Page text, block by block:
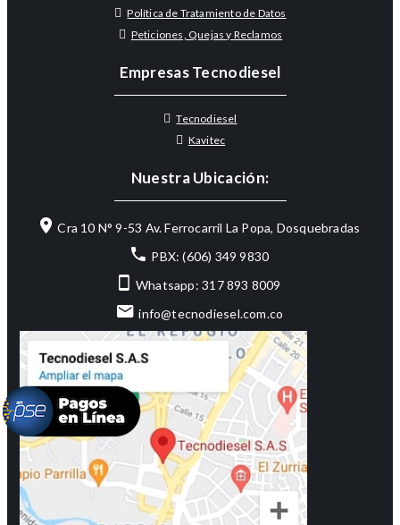
Política de Tratamiento de Datos
Peticiones, Quejas y Reclamos
Empresas Tecnodiesel
Tecnodiesel
Kavitec
Nuestra Ubicación:
Cra 10 N° 9-53 Av. Ferrocarril La Popa, Dosquebradas
PBX: (606) 349 9830
Whatsapp: 317 893 8009
info@tecnodiesel.com.co